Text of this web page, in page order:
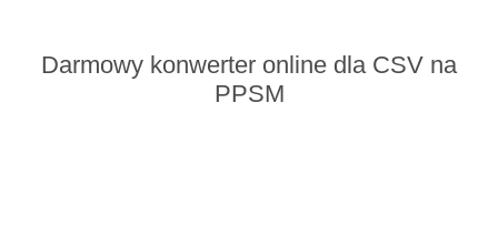
Darmowy konwerter online dla CSV na
PPSM